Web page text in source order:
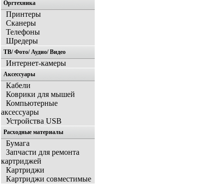
Оргтехника
Принтеры
Сканеры
Телефоны
Шредеры
ТВ/ Фото/ Аудио/ Видео
Интернет-камеры
Аксессуары
Кабели
Коврики для мышей
Компьютерные
аксессуары
Устройства USB
Расходные материалы
Бумага
Запчасти для ремонта
картриджей
Картриджи
Картриджи совместимые